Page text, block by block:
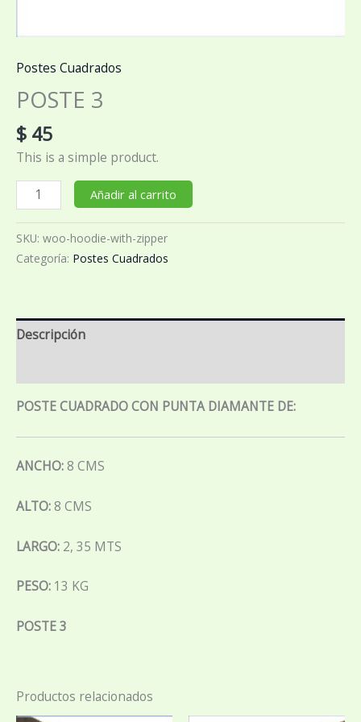
Postes Cuadrados
POSTE 3
$ 45
This is a simple product.
POSTE
3
Añadir al carrito
SKU: woo-hoodie-with-zipper
Categoría: Postes Cuadrados
Descripción
POSTE CUADRADO CON PUNTA DIAMANTE DE:
ANCHO:8 CMS
ALTO:8 CMS
LARGO: 2, 35 MTS
PESO: 13 KG
POSTE 3
Productos relacionados